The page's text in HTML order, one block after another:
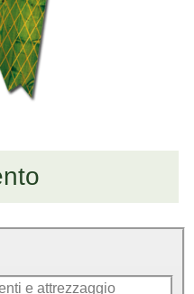
e attrezzaggio